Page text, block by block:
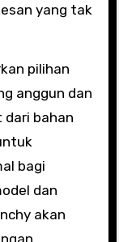
yang tak
pilihan
anggun dan
bahan
bagi
dan
akan